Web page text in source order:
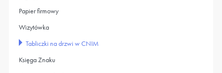
Papier firmowy
Wizytówka
Tabliczki na drzwi w CNIM
Księga Znaku